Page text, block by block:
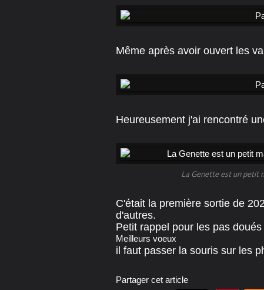
Même après avoir ouvert les
Heureusement j'ai rencontré
La Genette est un petit
C'était la première sortie de
d'autres.
Petit rappel pour les pas
Meilleurs voeux
il faut passer la souris sur les
Partager cet article